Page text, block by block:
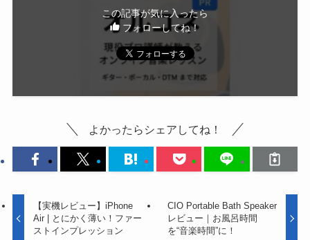
この記事が気に入ったら
フォローしてね！
よかったらシェアしてね！
【実機レビュー】iPhone
Air | とにかく薄い！ファー
ストインプレッション
CIO Portable Bath Speaker
レビュー｜お風呂時間
を“音楽時間”に！